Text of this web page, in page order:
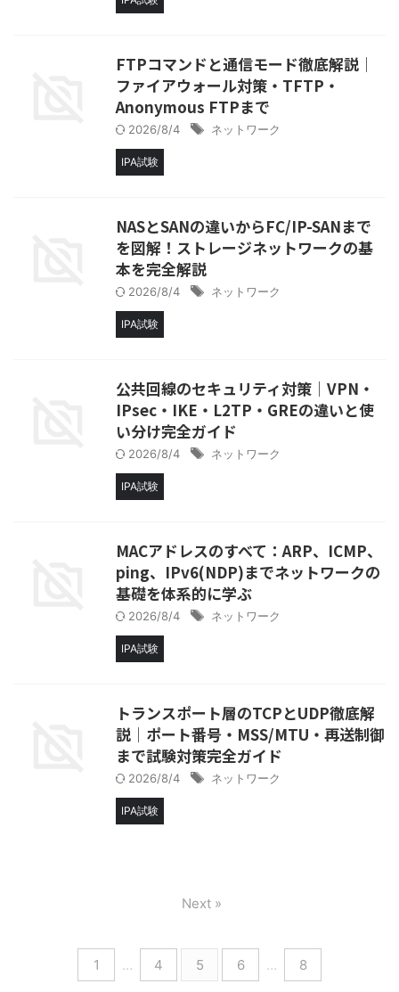
FTPコマンドと通信モード徹底解説│
ファイアウォール対策・TFTP・
Anonymous FTPまで
2026/8/4 ネットワーク
IPA試験
NASとSANの違いからFC/IP-SANまで
を図解！ストレージネットワークの基
本を完全解説
2026/8/4 ネットワーク
IPA試験
公共回線のセキュリティ対策│VPN・
IPsec・IKE・L2TP・GREの違いと使
い分け完全ガイド
2026/8/4 ネットワーク
IPA試験
MACアドレスのすべて：ARP、ICMP、
ping、IPv6(NDP)までネットワークの
基礎を体系的に学ぶ
2026/8/4 ネットワーク
IPA試験
トランスポート層のTCPとUDP徹底解
説│ポート番号・MSS/MTU・再送制御
まで試験対策完全ガイド
2026/8/4 ネットワーク
IPA試験
1 … 4 5 6 … 8
Next »